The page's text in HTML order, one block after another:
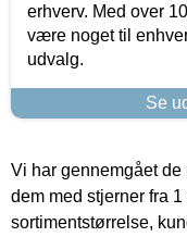
erhverv. Med over
være noget til
udvalg.
Se
Vi har gennemgået
dem med stjerner fra
sortimentstørrelse,